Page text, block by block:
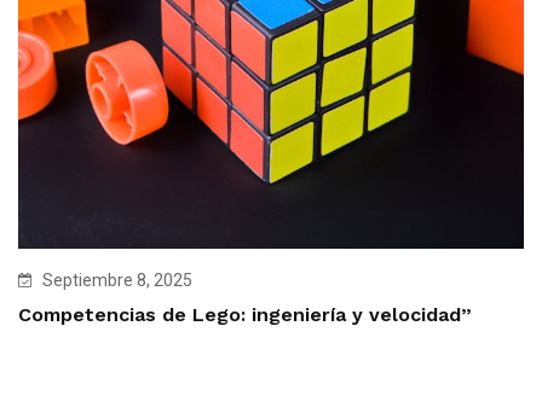
Septiembre 8, 2025
Competencias de Lego: ingeniería y velocidad”